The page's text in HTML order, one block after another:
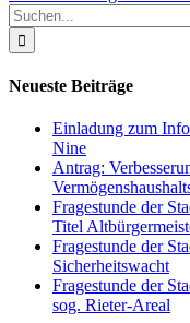
Suche
nach:
Neueste Beiträge
Einladung zum
Nine
Antrag:
Fragestunde der
Titel
Fragestunde der
Sicherheitswacht
Fragestunde der
sog. Rieter-Areal